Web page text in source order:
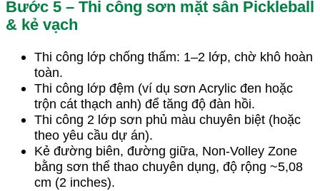
Bước 5 – Thi công sơn mặt sân Pickleball
& kẻ vạch
Thi công lớp chống thấm: 1–2 lớp, chờ khô hoàn
toàn.
Thi công lớp đệm (ví dụ sơn Acrylic đen hoặc
trộn cát thạch anh) để tăng độ đàn hồi.
Thi công 2 lớp sơn phủ màu chuyên biệt (hoặc
theo yêu cầu dự án).
Kẻ đường biên, đường giữa, Non-Volley Zone
bằng sơn thể thao chuyên dụng, độ rộng ~5,08
cm (2 inches).